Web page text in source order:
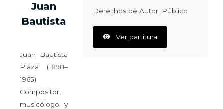
Juan
Bautista
Juan Bautista
Plaza (1898–
1965)
Compositor,
musicólogo y
Derechos de Autor: Público
Ver partitura